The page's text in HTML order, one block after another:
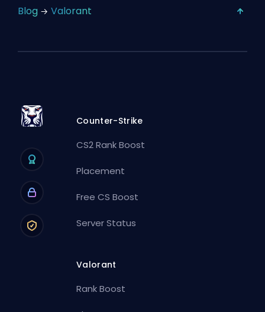
Blog Valorant
Counter-Strike
CS2 Rank Boost
Placement
Free CS Boost
Server Status
Valorant
Rank Boost